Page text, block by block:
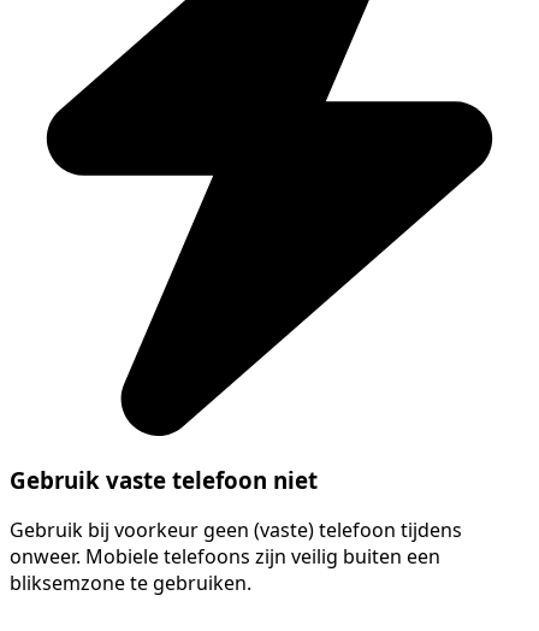
Gebruik vaste telefoon niet
Gebruik bij voorkeur geen (vaste) telefoon tijdens
onweer. Mobiele telefoons zijn veilig buiten een
bliksemzone te gebruiken.